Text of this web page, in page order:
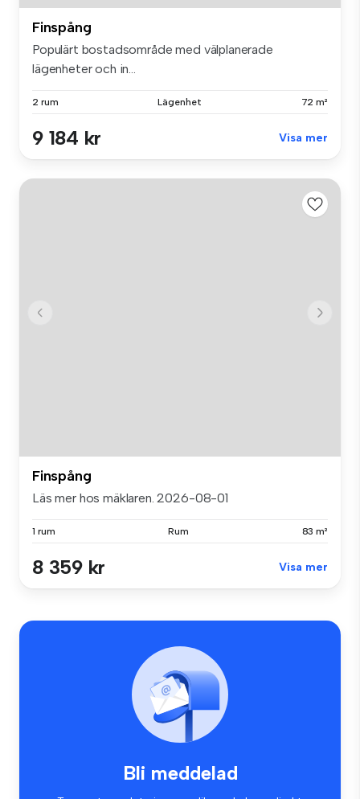
Finspång
Populärt bostadsområde med välplanerade
lägenheter och in...
2 rum Lägenhet 72 m²
9 184 kr Visa mer
Finspång
Läs mer hos mäklaren. 2026-08-01
1 rum Rum 83 m²
8 359 kr Visa mer
Bli meddelad